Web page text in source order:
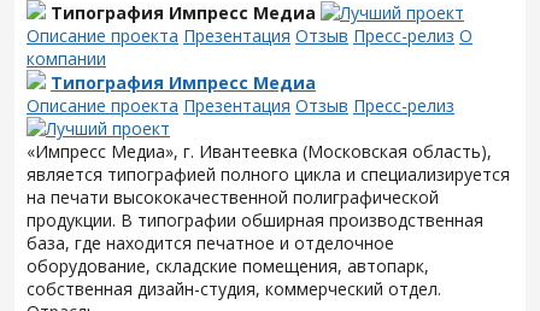
Типография Импресс Медиа
Описание проекта Презентация Отзыв Пресс-релиз О
компании
Типография Импресс Медиа
Описание проекта Презентация Отзыв Пресс-релиз
«Импресс Медиа», г. Ивантеевка (Московская область),
является типографией полного цикла и специализируется
на печати высококачественной полиграфической
продукции. В типографии обширная производственная
база, где находится печатное и отделочное
оборудование, складские помещения, автопарк,
собственная дизайн-студия, коммерческий отдел.